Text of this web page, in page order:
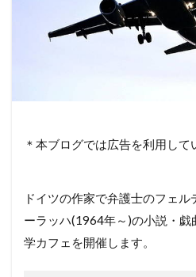
＊本ブログでは広告を利用して
ドイツの作家で弁護士のフェ
ーラッハ(1964年～)の小説・
学カフェを開催します。